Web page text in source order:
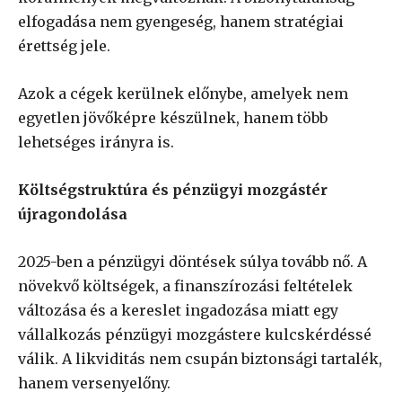
elfogadása nem gyengeség, hanem stratégiai
érettség jele.
Azok a cégek kerülnek előnybe, amelyek nem
egyetlen jövőképre készülnek, hanem több
lehetséges irányra is.
Költségstruktúra és pénzügyi mozgástér
újragondolása
2025-ben a pénzügyi döntések súlya tovább nő. A
növekvő költségek, a finanszírozási feltételek
változása és a kereslet ingadozása miatt egy
vállalkozás pénzügyi mozgástere kulcskérdéssé
válik. A likviditás nem csupán biztonsági tartalék,
hanem versenyelőny.